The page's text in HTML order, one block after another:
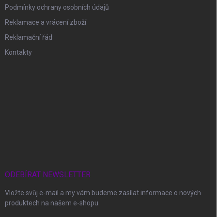
Podmínky ochrany osobních údajů
Reklamace a vrácení zboží
Reklamační řád
Kontakty
ODEBÍRAT NEWSLETTER
Vložte svůj e-mail a my vám budeme zasílat informace o nových
produktech na našem e-shopu.